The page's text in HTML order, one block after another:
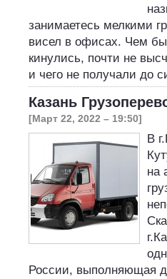
занимаетесь мелкими
висел в офисах. Чем
кинулись, почти не
и чего не получали до
Казань
[Март 22, 2022 – 19:50]
В
на
России, выполняющая